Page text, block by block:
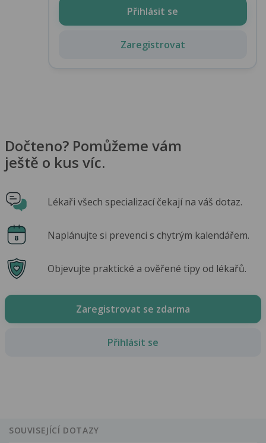
Přihlásit se
Zaregistrovat
Dočteno? Pomůžeme vám
ještě o kus víc.
Lékaři všech specializací čekají na váš dotaz.
Naplánujte si prevenci s chytrým kalendářem.
Objevujte praktické a ověřené tipy od lékařů.
Zaregistrovat se zdarma
Přihlásit se
SOUVISEJÍCÍ DOTAZY